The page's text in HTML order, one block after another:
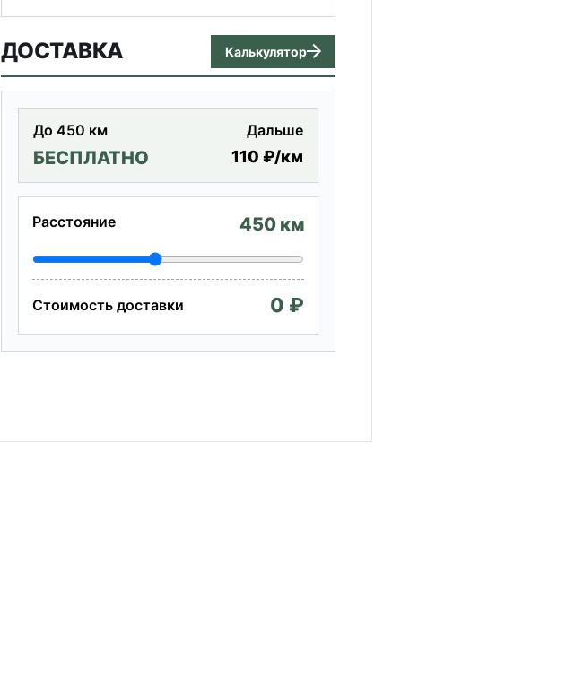
ДОСТАВКА Калькулятор
До 450 км
БЕСПЛАТНО
Дальше
110 ₽/км
Расстояние 450 км
Стоимость доставки 0 ₽